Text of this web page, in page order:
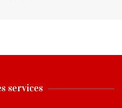
services